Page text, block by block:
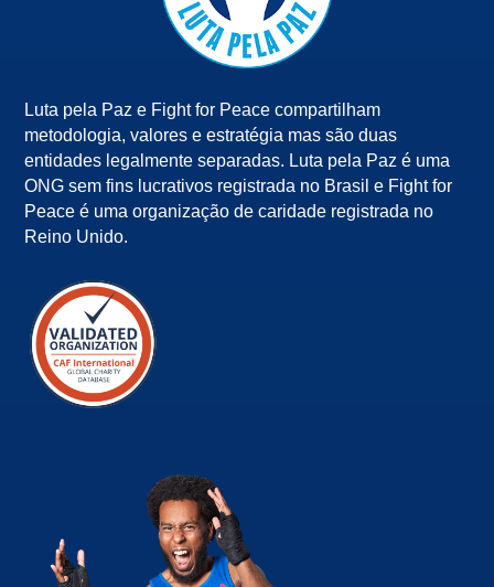
Luta pela Paz e Fight for Peace compartilham
metodologia, valores e estratégia mas são duas
entidades legalmente separadas. Luta pela Paz é uma
ONG sem fins lucrativos registrada no Brasil e Fight for
Peace é uma organização de caridade registrada no
Reino Unido.